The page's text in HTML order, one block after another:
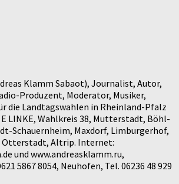
Klamm Sabaot), Journalist, Autor,
Produzent, Moderator, Musiker,
die Landtagswahlen in Rheinland-Pfalz
LINKE, Wahlkreis 38, Mutterstadt, Böhl-
Schauernheim, Maxdorf, Limburgerhof,
Otterstadt, Altrip. Internet:
und www.andreasklamm.ru,
5867 8054, Neuhofen, Tel. 06236 48 929